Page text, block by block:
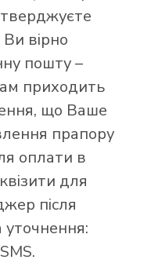
вірно
пошту –
приходить
що Ваше
прапору
оплати в
для
після